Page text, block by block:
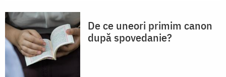
De ce uneori primim canon
după spovedanie?